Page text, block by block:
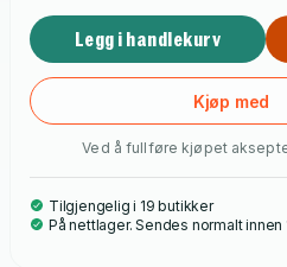
Legg i handlekurv
Kjøp med
Ved å fullføre kjøpet
Tilgjengelig i 19 butikker
På nettlager. Sendes normalt innen